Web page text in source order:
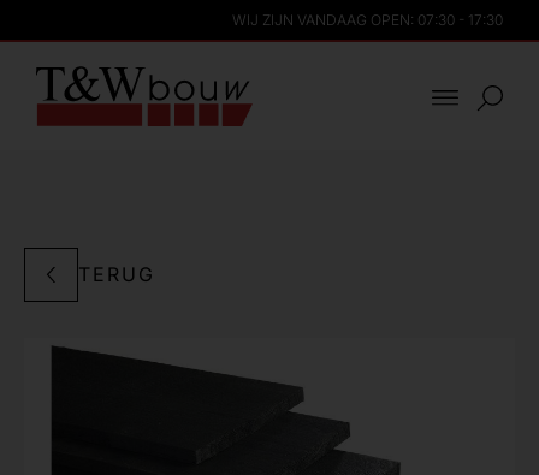
WIJ ZIJN VANDAAG OPEN: 07:30 - 17:30
TERUG